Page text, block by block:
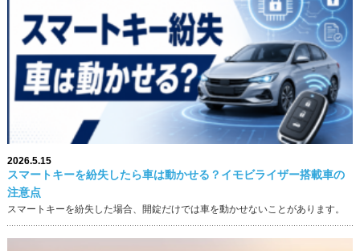
2026.5.15
スマートキーを紛失したら車は動かせる？イモビライザー搭載車の
注意点
スマートキーを紛失した場合、開錠だけでは車を動かせないことがあります。